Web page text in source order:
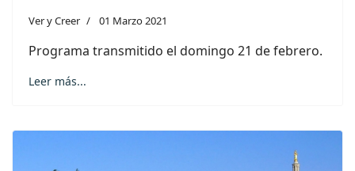
Ver y Creer 01 Marzo 2021
Programa transmitido el domingo 21 de febrero.
Leer más...